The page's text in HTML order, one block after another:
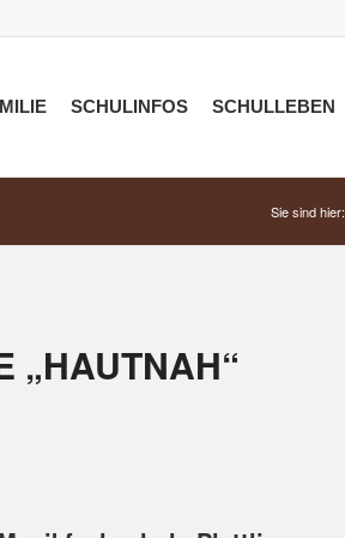
SCHULINFOS SCHULLEBEN
Sie sind hier:
„HAUTNAH“